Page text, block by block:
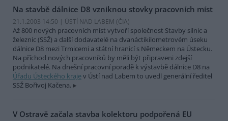
Na stavbě dálnice D8 vzniknou stovky pracovních míst
21.1.2003 14:50 | ÚSTÍ NAD LABEM (ČIA)
Až 800 nových pracovních míst vytvoří společnost Stavby silnic a
železnic (SSŽ) a další dodavatelé na dvanáctikilometrovém úseku
dálnice D8 mezi Trmicemi a státní hranicí s Německem na Ústecku.
Na příchod nových pracovníků by měli být připraveni zdejší
podnikatelé. Na dnešní pracovní poradě k výstavbě dálnice D8 na
Úřadu Ústeckého krajev Ústí nad Labem to uvedl generální ředitel
SSŽ Bořivoj Kačena.
V Ostravě začala stavba kolektoru podpořená EU